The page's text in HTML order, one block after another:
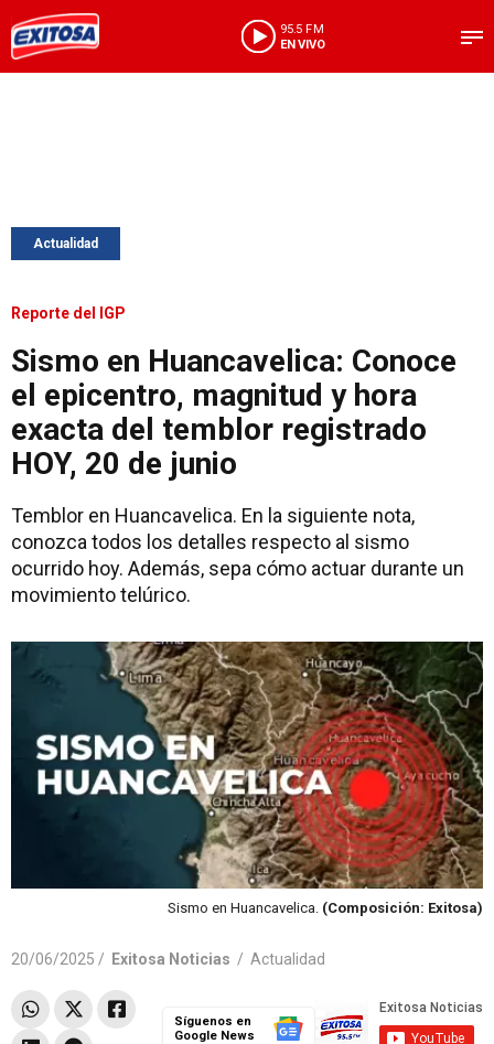
95.5 FM
EN VIVO
Actualidad
Reporte del IGP
Sismo en Huancavelica: Conoce
el epicentro, magnitud y hora
exacta del temblor registrado
HOY, 20 de junio
Temblor en Huancavelica. En la siguiente nota,
conozca todos los detalles respecto al sismo
ocurrido hoy. Además, sepa cómo actuar durante un
movimiento telúrico.
Sismo en Huancavelica. (Composición: Exitosa)
20/06/2025 / Exitosa Noticias / Actualidad
Síguenos en
Google News